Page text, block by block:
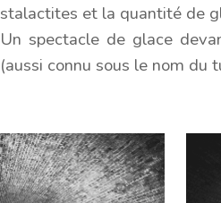
stalactites et la quantité de
Un spectacle de glace
(aussi connu sous le nom du